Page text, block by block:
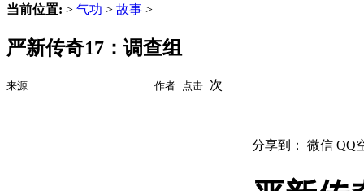
当前位置: > 气功 > 故事 >
严新传奇17：调查组
来源: 作者: 点击: 次
分享到： 微信 QQ